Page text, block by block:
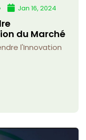
Jan 16, 2024
du Marché
l'Innovation